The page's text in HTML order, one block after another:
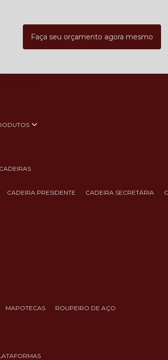
Faça seu orçamento agora mesmo
CADEIRAS
CADEIRA PRESIDENTE CADEIRA SECRETÁRIA
MAPOTECAS ROUPEIRO DE AÇO